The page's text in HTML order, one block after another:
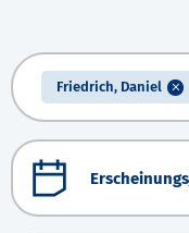
Friedrich, Daniel